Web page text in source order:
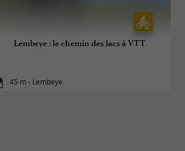
Lembeye : le chemin des lacs à VTT
45 m - Lembeye